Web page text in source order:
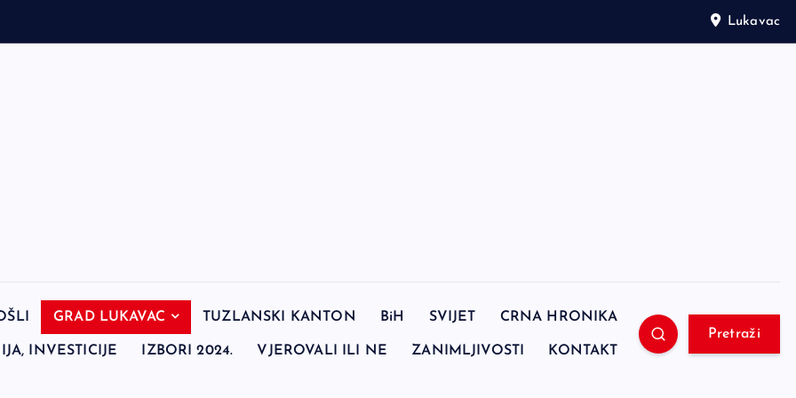
Lukavac
GRAD LUKAVAC TUZLANSKI KANTON BiH SVIJET CRNA HRONIKA
INVESTICIJE IZBORI 2024. VJEROVALI ILI NE ZANIMLJIVOSTI KONTAKT
Pretraži